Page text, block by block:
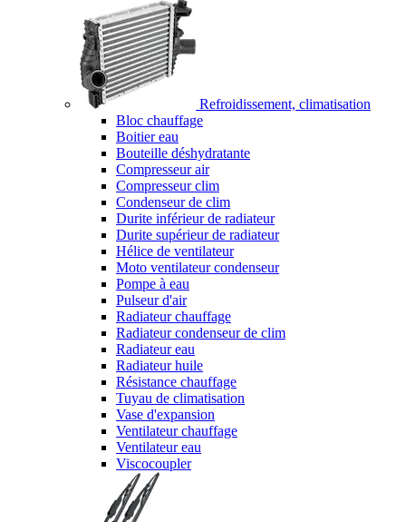
Refroidissement, climatisation
Bloc chauffage
Boitier eau
Bouteille déshydratante
Compresseur air
Compresseur clim
Condenseur de clim
Durite inférieur de radiateur
Durite supérieur de radiateur
Hélice de ventilateur
Moto ventilateur condenseur
Pompe à eau
Pulseur d'air
Radiateur chauffage
Radiateur condenseur de clim
Radiateur eau
Radiateur huile
Résistance chauffage
Tuyau de climatisation
Vase d'expansion
Ventilateur chauffage
Ventilateur eau
Viscocoupler